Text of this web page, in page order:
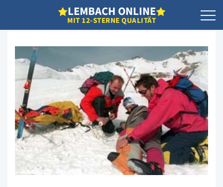
LEMBACH ONLINE
MIT 12-STERNE QUALITÄT